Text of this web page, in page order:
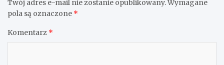
Twój adres e-mail nie zostanie opublikowany.Wymagane
pola są oznaczone *
Komentarz *